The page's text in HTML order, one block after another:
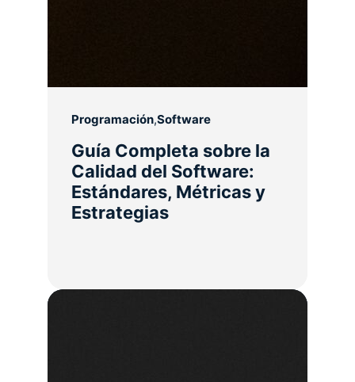
Programación,Software
Guía Completa sobre la
Calidad del Software:
Estándares, Métricas y
Estrategias